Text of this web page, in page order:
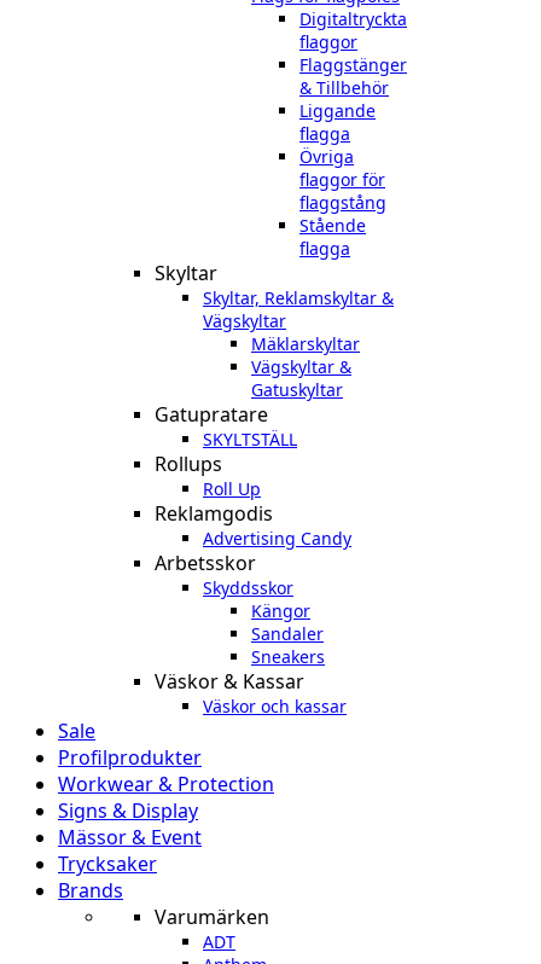
Digitaltryckta
flaggor
Flaggstänger
& Tillbehör
Liggande
flagga
Övriga
flaggor för
flaggstång
Stående
flagga
Skyltar
Skyltar, Reklamskyltar &
Vägskyltar
Mäklarskyltar
Vägskyltar &
Gatuskyltar
Gatupratare
SKYLTSTÄLL
Rollups
Roll Up
Reklamgodis
Advertising Candy
Arbetsskor
Skyddsskor
Kängor
Sandaler
Sneakers
Väskor & Kassar
Väskor och kassar
Sale
Profilprodukter
Workwear & Protection
Signs & Display
Mässor & Event
Trycksaker
Brands
Varumärken
ADT